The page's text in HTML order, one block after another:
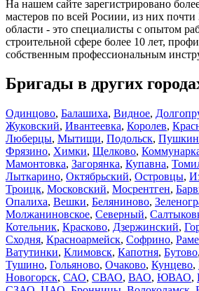
На нашем сайте зарегистрировано
мастеров по всей Росиии, из них
области - это специалисты с опытом
строительной сфере более 10 лет,
собственным профессиональным
Бригады в других
Одинцово, Балашиха, Видное,
Жуковский, Ивантеевка, Королев,
Люберцы, Мытищи, Подольск,
Фрязино, Химки, Щелково,
Мамонтовка, Загорянка, Купавна,
Лыткарино, Октябрьский, Островцы,
Троицк, Московский, Мосрентген,
Опалиха, Вешки, Беляниново,
Молжаниновское, Северный,
Котельник, Красково, Дзержинский,
Сходня, Красноармейск, Софрино,
Ватутинки, Климовск, Капотня, Бутово,
Тушино, Гольяново, Очаково, Кунцево,
Новогорск, САО, СВАО, ВАО, ЮВАО,